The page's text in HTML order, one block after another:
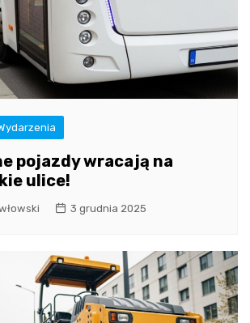
pojazdy wracają na
ulice!
3 grudnia 2025